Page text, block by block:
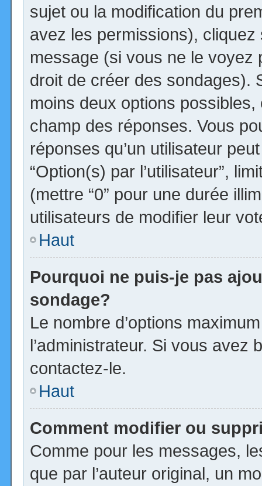
sujet ou la modification du
avez les permissions), cliquez
message (si vous ne le voyez
droit de créer des sondages).
moins deux options
champ des réponses. Vous
réponses qu’un utilisateur
“Option(s) par l’utilisateur”,
(mettre “0” pour une durée
utilisateurs de modifier leur
Haut
Pourquoi ne puis-je pas
sondage?
Le nombre d’options
l’administrateur. Si vous avez
contactez-le.
Haut
Comment modifier ou
Comme pour les messages,
que par l’auteur original, un